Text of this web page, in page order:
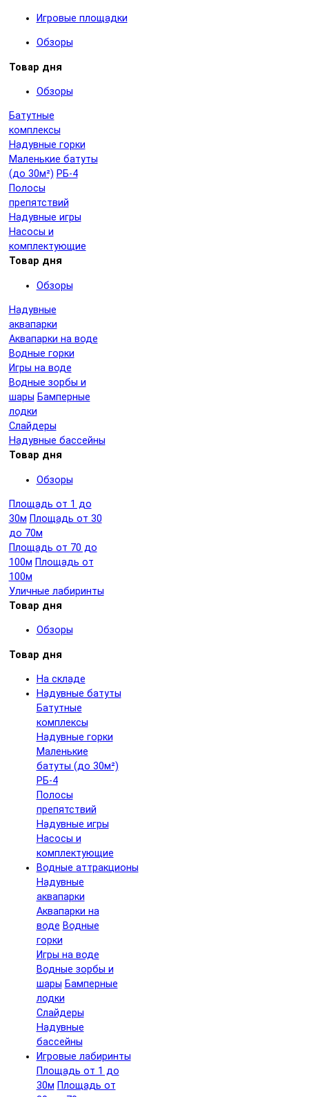
Игровые площадки
Обзоры
Товар дня
Обзоры
Батутные
комплексы
Надувные горки
Маленькие батуты
(до 30м²) РБ-4
Полосы
препятствий
Надувные игры
Насосы и
комплектующие
Товар дня
Обзоры
Надувные
аквапарки
Аквапарки на воде
Водные горки
Игры на воде
Водные зорбы и
шары Бамперные
лодки
Слайдеры
Надувные бассейны
Товар дня
Обзоры
Площадь от 1 до
30м Площадь от 30
до 70м
Площадь от 70 до
100м Площадь от
100м
Уличные лабиринты
Товар дня
Обзоры
Товар дня
На складе
Надувные батуты
Батутные
комплексы
Надувные горки
Маленькие
батуты (до 30м²)
РБ-4
Полосы
препятствий
Надувные игры
Насосы и
комплектующие
Водные аттракционы
Надувные
аквапарки
Аквапарки на
воде Водные
горки
Игры на воде
Водные зорбы и
шары Бамперные
лодки
Слайдеры
Надувные
бассейны
Игровые лабиринты
Площадь от 1 до
30м Площадь от